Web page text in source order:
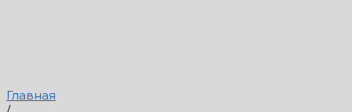
Главная